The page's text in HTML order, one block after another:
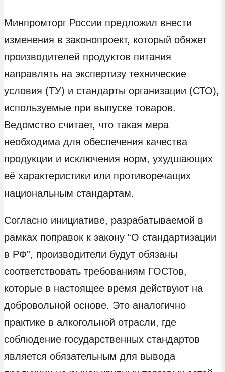
Минпромторг России предложил внести
изменения в законопроект, который обяжет
производителей продуктов питания
направлять на экспертизу технические
условия (ТУ) и стандарты организации (СТО),
используемые при выпуске товаров.
Ведомство считает, что такая мера
необходима для обеспечения качества
продукции и исключения норм, ухудшающих
её характеристики или противоречащих
национальным стандартам.
Согласно инициативе, разрабатываемой в
рамках поправок к закону “О стандартизации
в РФ”, производители будут обязаны
соответствовать требованиям ГОСТов,
которые в настоящее время действуют на
добровольной основе. Это аналогично
практике в алкогольной отрасли, где
соблюдение государственных стандартов
является обязательным для вывода